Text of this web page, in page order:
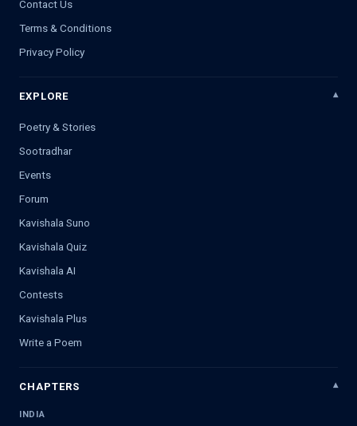
Contact Us
Terms & Conditions
Privacy Policy
EXPLORE
Poetry & Stories
Sootradhar
Events
Forum
Kavishala Suno
Kavishala Quiz
Kavishala AI
Contests
Kavishala Plus
Write a Poem
CHAPTERS
INDIA